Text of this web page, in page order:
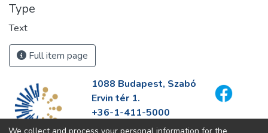
Type
Text
Full item page
1088 Budapest, Szabó
Ervin tér 1.
+36-1-411-5000
info@fszek.hu